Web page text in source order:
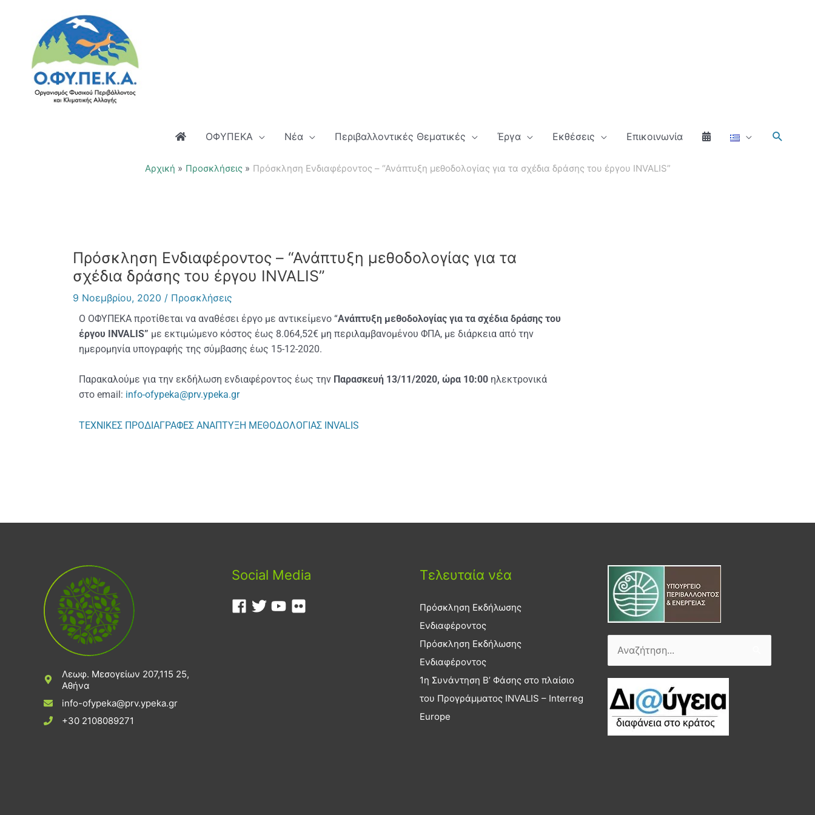
περιεχόμενο
ΟΦΥΠΕΚΑ Νέα Περιβαλλοντικές Θεματικές Έργα Εκθέσεις Επικοινωνία
Αρχική Προσκλήσεις Πρόσκληση Ενδιαφέροντος – “Ανάπτυξη μεθοδολογίας για τα σχέδια δράσης του έργου INVALIS”
Πρόσκληση Ενδιαφέροντος – “Ανάπτυξη μεθοδολογίας για τα
σχέδια δράσης του έργου INVALIS”
9 Νοεμβρίου, 2020 / Προσκλήσεις
Ο ΟΦΥΠΕΚΑ προτίθεται να αναθέσει έργο με αντικείμενο “Ανάπτυξη μεθοδολογίας για τα σχέδια δράσης του
έργου INVALIS” με εκτιμώμενο κόστος έως 8.064,52€ μη περιλαμβανομένου ΦΠΑ, με διάρκεια από την
ημερομηνία υπογραφής της σύμβασης έως 15-12-2020.
Παρακαλούμε για την εκδήλωση ενδιαφέροντος έως την Παρασκευή 13/11/2020, ώρα 10:00 ηλεκτρονικά
στο email: info-ofypeka@prv.ypeka.gr
ΤΕΧΝΙΚΕΣ ΠΡΟΔΙΑΓΡΑΦΕΣ ΑΝΑΠΤΥΞΗ ΜΕΘΟΔΟΛΟΓΙΑΣ INVALIS
Λεωφ. Μεσογείων 207,115 25,
Αθήνα
info-ofypeka@prv.ypeka.gr
+30 2108089271
Social Media Τελευταία νέα
Πρόσκληση Εκδήλωσης
Ενδιαφέροντος
Πρόσκληση Εκδήλωσης
Ενδιαφέροντος
1η Συνάντηση Β’ Φάσης στο πλαίσιο
του Προγράμματος INVALIS – Interreg
Europe
Αναζήτηση